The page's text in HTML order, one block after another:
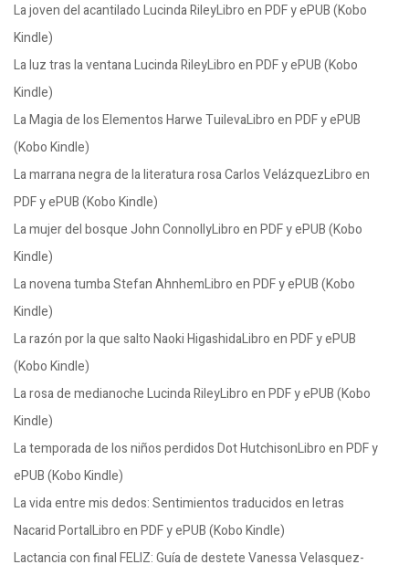
La joven del acantilado Lucinda RileyLibro en PDF y ePUB (Kobo
Kindle)
La luz tras la ventana Lucinda RileyLibro en PDF y ePUB (Kobo
Kindle)
La Magia de los Elementos Harwe TuilevaLibro en PDF y ePUB
(Kobo Kindle)
La marrana negra de la literatura rosa Carlos VelázquezLibro en
PDF y ePUB (Kobo Kindle)
La mujer del bosque John ConnollyLibro en PDF y ePUB (Kobo
Kindle)
La novena tumba Stefan AhnhemLibro en PDF y ePUB (Kobo
Kindle)
La razón por la que salto Naoki HigashidaLibro en PDF y ePUB
(Kobo Kindle)
La rosa de medianoche Lucinda RileyLibro en PDF y ePUB (Kobo
Kindle)
La temporada de los niños perdidos Dot HutchisonLibro en PDF y
ePUB (Kobo Kindle)
La vida entre mis dedos: Sentimientos traducidos en letras
Nacarid PortalLibro en PDF y ePUB (Kobo Kindle)
Lactancia con final FELIZ: Guía de destete Vanessa Velasquez-